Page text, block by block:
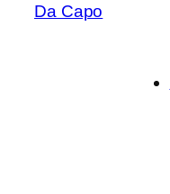
Da Capo